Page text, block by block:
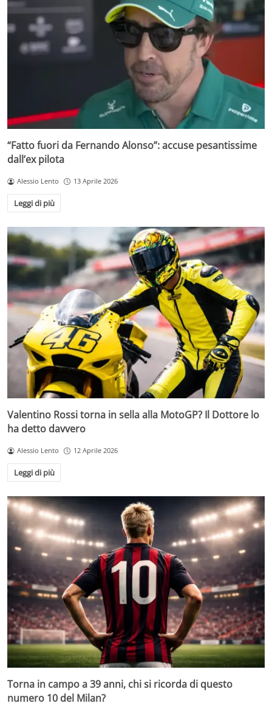
“Fatto fuori da Fernando Alonso”: accuse pesantissime
dall’ex pilota
Alessio Lento 13 Aprile 2026
Leggi di più
Valentino Rossi torna in sella alla MotoGP? Il Dottore lo
ha detto davvero
Alessio Lento 12 Aprile 2026
Leggi di più
Torna in campo a 39 anni, chi si ricorda di questo
numero 10 del Milan?